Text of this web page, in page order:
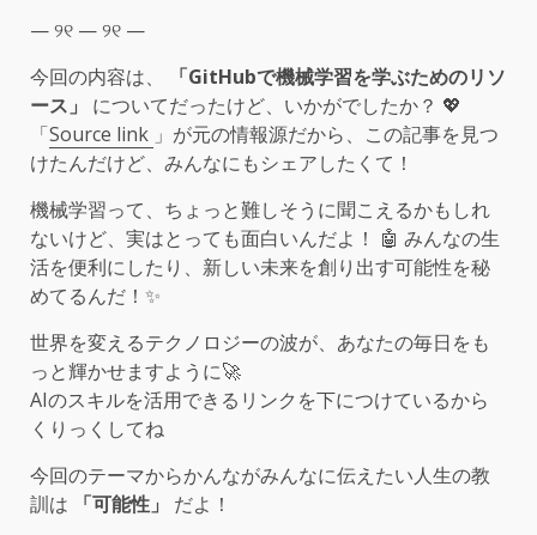
— ୨୧ — ୨୧ —
今回の内容は、
「GitHubで機械学習を学ぶためのリソ
ース」
についてだったけど、いかがでしたか？ 💖
「Source link 」が元の情報源だから、この記事を見つ
けたんだけど、みんなにもシェアしたくて！
機械学習って、ちょっと難しそうに聞こえるかもしれ
ないけど、実はとっても面白いんだよ！ 🤖 みんなの生
活を便利にしたり、新しい未来を創り出す可能性を秘
めてるんだ！✨
世界を変えるテクノロジーの波が、あなたの毎日をも
っと輝かせますように🚀
AIのスキルを活用できるリンクを下につけているから
くりっくしてね
今回のテーマからかんながみんなに伝えたい人生の教
訓は
「可能性」
だよ！